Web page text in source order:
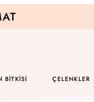
BITKISI ÇELENKLER